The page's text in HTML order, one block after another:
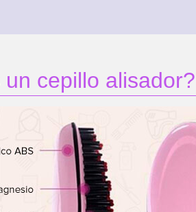
cepillo alisador?